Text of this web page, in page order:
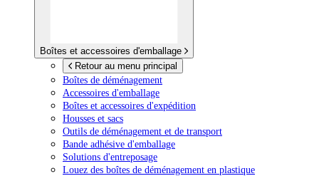
Boîtes et accessoires d'emballage
Retour au menu principal
Boîtes de déménagement
Accessoires d'emballage
Boîtes et accessoires d'expédition
Housses et sacs
Outils de déménagement et de transport
Bande adhésive d'emballage
Solutions d'entreposage
Louez des boîtes de déménagement en plastique